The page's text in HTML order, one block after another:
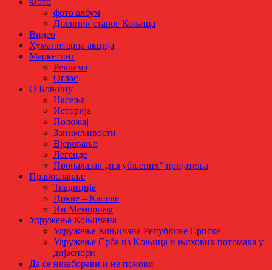
фото албум
Дневник старог Коњица
Видео
Хуманитарна акција
Маркетинг
Реклама
Оглас
О Коњицу
Насеља
Историја
Положај
Занимљивости
Вјеровање
Легенде
Проналазак „изгубљених“ пријатеља
Православље
Традиција
Цркве – Капеле
Ин Мемориам
Удружења Коњичана
Удружење Коњичана Републике Српске
Удружење Срба из Kоњица и њихових потомака у
дијаспори
Да се незаборави и не понови